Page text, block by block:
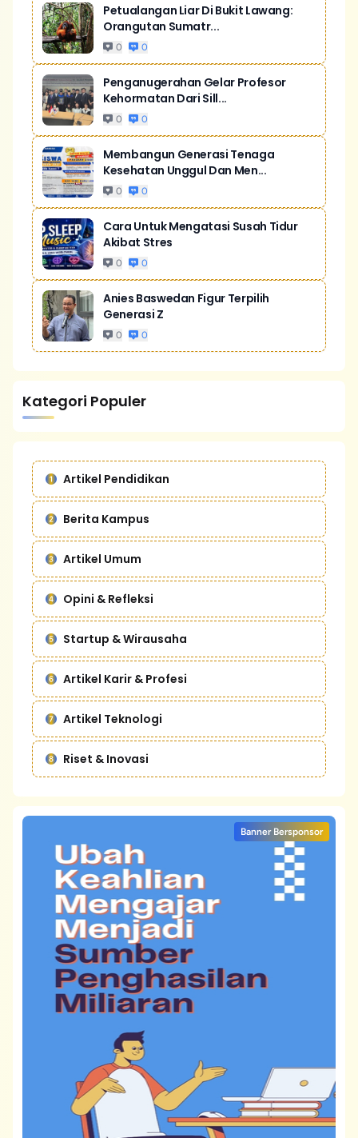
Petualangan Liar Di Bukit Lawang:
Orangutan Sumatr...
0 0
Penganugerahan Gelar Profesor
Kehormatan Dari Sill...
0 0
Membangun Generasi Tenaga
Kesehatan Unggul Dan Men...
0 0
Cara Untuk Mengatasi Susah Tidur
Akibat Stres
0 0
Anies Baswedan Figur Terpilih
Generasi Z
0 0
Kategori Populer
Artikel Pendidikan
Berita Kampus
Artikel Umum
Opini & Refleksi
Startup & Wirausaha
Artikel Karir & Profesi
Artikel Teknologi
Riset & Inovasi
Banner Bersponsor